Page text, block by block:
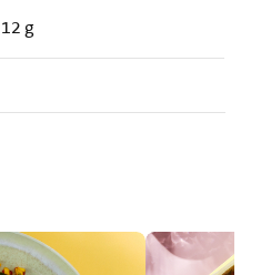
12 g